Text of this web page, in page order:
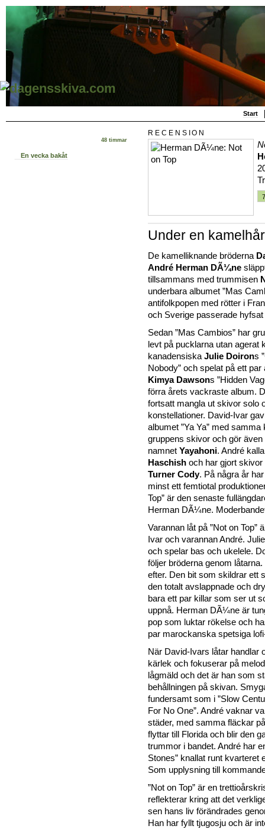
Start
48 timmar
En vecka bakåt
RECENSION
7
Under en
De kamelliknande bröderna
André Herman DÃ¼ne
tillsammans med trummisen
underbara albumet ”Mas
antifolkpopen med rötter i
och Sverige passerade
Sedan ”Mas Cambios” har
levt på pucklarna utan agerat
kanadensiska Julie Doirons
Nobody” och spelat på ett par
Kimya Dawsons ”Hidden
förra årets vackraste album.
fortsatt mangla ut skivor solo
konstellationer. David-Ivar
albumet ”Ya Ya” med
gruppens skivor och gör
namnet Yayahoni. André
Haschish och har gjort skivor
Turner Cody. På några år
minst ett femtiotal
Top” är den senaste
Herman DÃ¼ne.
Varannan låt på ”Not on Top”
Ivar och varannan André.
och spelar bas och ukelele.
följer bröderna genom
efter. Den bit som skildrar ett
den totalt avslappnade och
bara ett par killar som ser ut
uppnå. Herman DÃ¼ne är
pop som luktar rökelse och
par marockanska spetsiga
När David-Ivars låtar handlar
kärlek och fokuserar på
lågmäld och det är han som
behållningen på skivan.
fundersamt som i ”Slow
For No One”. André vaknar
städer, med samma fläckar
flyttar till Florida och blir den
trummor i bandet. André har
Stones” knallat runt kvarteret
Som upplysning till
”Not on Top” är en
reflekterar kring att det
sen hans liv förändrades
Han har fyllt tjugosju och är